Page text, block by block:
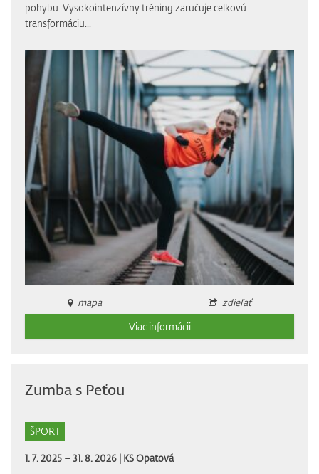
pohybu. Vysokointenzívny tréning zaručuje celkovú
transformáciu...
mapa
zdieľať
Viac informácii
Zumba s Peťou
ŠPORT
1. 7. 2025 – 31. 8. 2026 | KS Opatová